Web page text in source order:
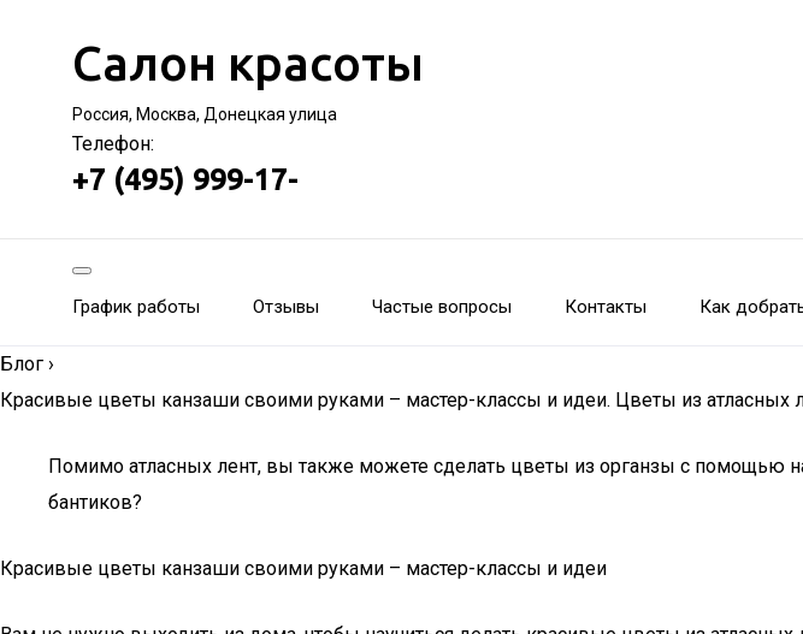
Салон красоты
Россия, Москва, Донецкая улица
Телефон:
+7 (495) 999-17-
График работы Отзывы Частые вопросы Контакты Как
Блог ›
Красивые цветы канзаши своими руками – мастер-классы и идеи. Цветы из атласных
Помимо атласных лент, вы также можете сделать цветы из органзы с помощью
бантиков?
Красивые цветы канзаши своими руками – мастер-классы и идеи